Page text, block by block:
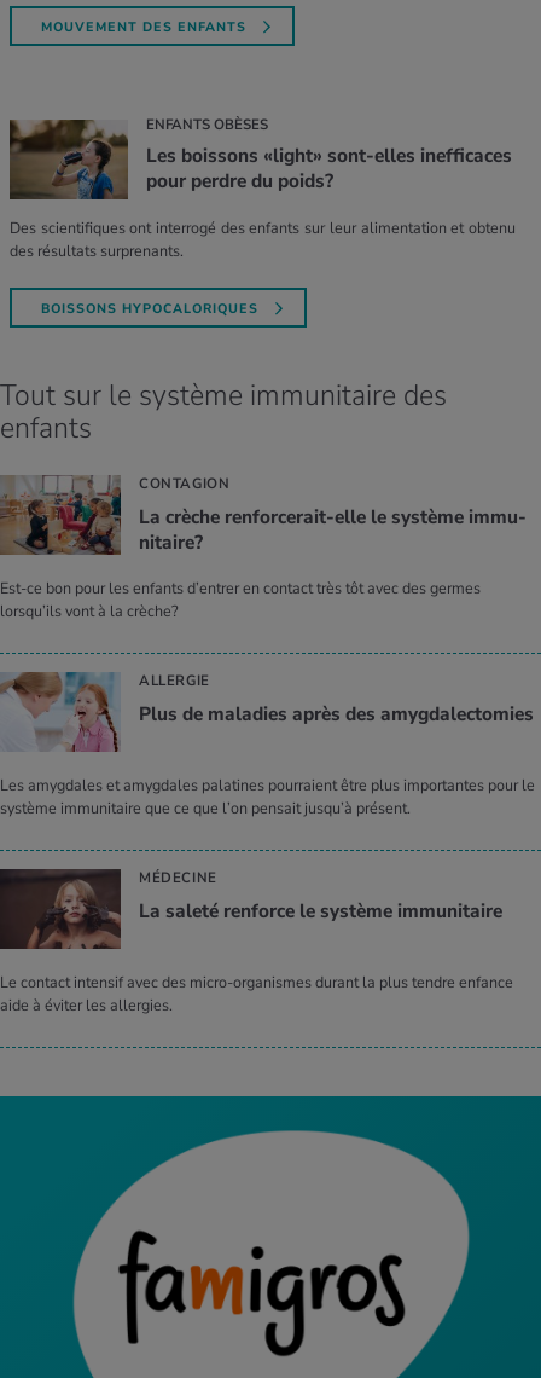
MOUVEMENT DES ENFANTS
ENFANTS OBÈSES
Les boissons «light» sont-elles inefficaces
pour perdre du poids?
Des scientifiques ont interrogé des enfants sur leur alimentation et obtenu
des résultats surprenants.
BOISSONS HYPOCALORIQUES
Tout sur le système immunitaire des
enfants
CONTAGION
La crèche ren­for­ce­rait-elle le sys­tème immu­
ni­taire?
Est-ce bon pour les enfants d’entrer en contact très tôt avec des germes
lorsqu’ils vont à la crèche?
ALLERGIE
Plus de mala­dies après des amyg­da­lec­to­mies
Les amygdales et amygdales palatines pourraient être plus importantes pour le
système immunitaire que ce que l’on pensait jusqu’à présent.
MÉDECINE
La saleté ren­force le sys­tème immu­ni­taire
Le contact intensif avec des micro-organismes durant la plus tendre enfance
aide à éviter les allergies.